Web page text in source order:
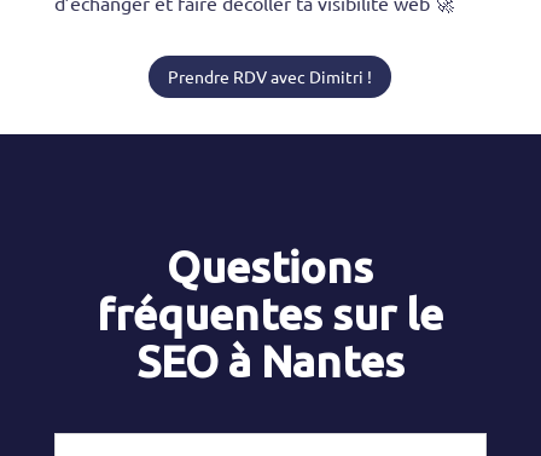
Prendre RDV avec Dimitri !
Questions
fréquentes sur le
SEO à Nantes